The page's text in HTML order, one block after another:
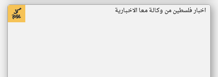
اخبار فلسطين من وكـالـة مـعـا الاخـبـارية